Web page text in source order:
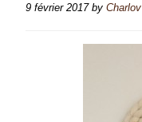
9 février 2017by Charlov